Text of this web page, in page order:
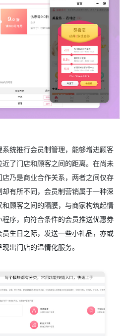
统推行会员制管理，能够增进顾客
了门店和顾客之间的距离。在尚未
乃是商业合作关系，两者之间仅存
有所不同，会员制营销属于一种深
顾客之间的隔膜，与商家构筑起情
序，向符合条件的会员推送优惠券
生日之际，发送一些小礼品，亦或
出门店的温情化服务。